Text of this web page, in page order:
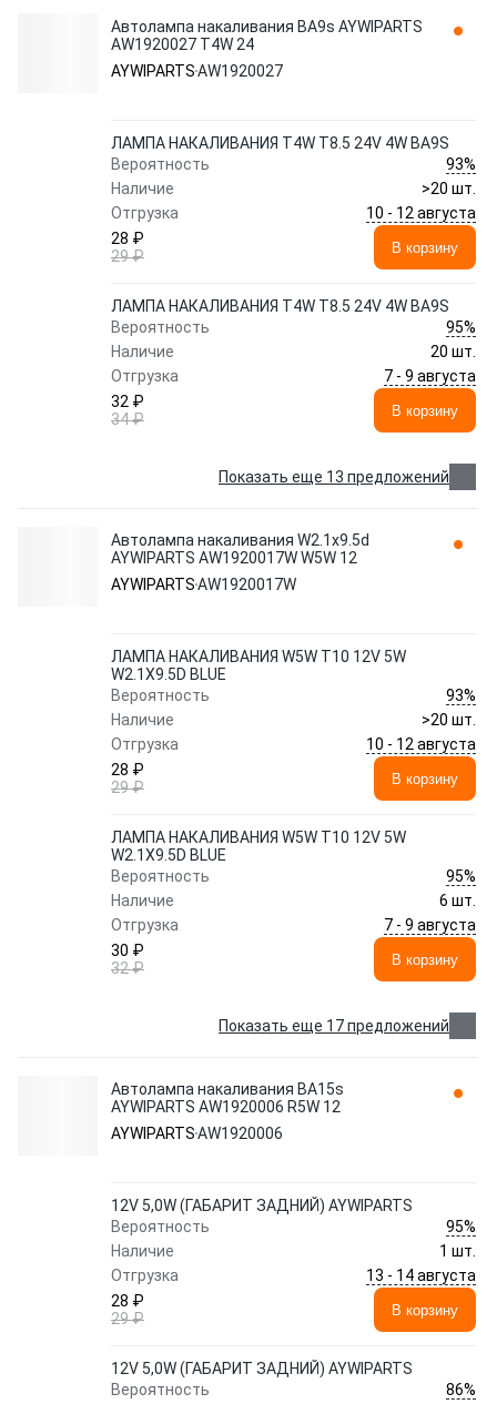
Автолампа накаливания BA9s AYWIPARTS
AW1920027 T4W 24
AYWIPARTSAW1920027
ЛАМПА НАКАЛИВАНИЯ T4W T8.5 24V 4W BA9S
Вероятность
93%
Наличие
>20 шт.
Отгрузка
10 - 12 августа
28 ₽
29 ₽
В корзину
ЛАМПА НАКАЛИВАНИЯ T4W T8.5 24V 4W BA9S
Вероятность
95%
Наличие
20 шт.
Отгрузка
7 - 9 августа
32 ₽
34 ₽
В корзину
Показать еще 13 предложений
Автолампа накаливания W2.1x9.5d
AYWIPARTS AW1920017W W5W 12
AYWIPARTSAW1920017W
ЛАМПА НАКАЛИВАНИЯ W5W T10 12V 5W
W2.1X9.5D BLUE
Вероятность
93%
Наличие
>20 шт.
Отгрузка
10 - 12 августа
28 ₽
29 ₽
В корзину
ЛАМПА НАКАЛИВАНИЯ W5W T10 12V 5W
W2.1X9.5D BLUE
Вероятность
95%
Наличие
6 шт.
Отгрузка
7 - 9 августа
30 ₽
32 ₽
В корзину
Показать еще 17 предложений
Автолампа накаливания BA15s
AYWIPARTS AW1920006 R5W 12
AYWIPARTSAW1920006
12V 5,0W (ГАБАРИТ ЗАДНИЙ) AYWIPARTS
Вероятность
95%
Наличие
1 шт.
Отгрузка
13 - 14 августа
28 ₽
29 ₽
В корзину
12V 5,0W (ГАБАРИТ ЗАДНИЙ) AYWIPARTS
Вероятность
86%